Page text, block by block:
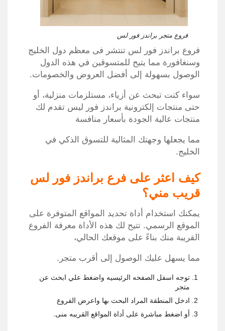
فروع متجر براندز فور لس
فروع براندز فور لس تنتشر فى معظم دول الخليج
وسنغافورة مما يتيح للمتسوقين في هذه الدول
الوصول بسهولة إلى أفضل العروض والخصومات.
سواء كنت تبحث عن أزياء، مستلزمات منزلية، أو
حتى منتجات إلكترونية براندز فور ليس تقدم لك
منتجات عالية الجودة بأسعار منافسة
مما يجعلها وجهتك المثالية للتسوق الذكي في
الخليج.
كيف اعثر على فرع براندز فور لس
قريب مني؟
يمكنك استخدام أداة تحديد المواقع المتوفرة على
الموقع الرسمي. تتيح لك هذه الأداة معرفة الفروع
القريبة منك بناءً على موقعك الحالي،
مما يسهل عليك الوصول إلى أقرب متجر.​
توجه اسفل الصفحه الرئيسيه واضغط علي ابحث عن
متجر
ادخل المنطقة المراد البحث بها واعرض الفروع
أو اضغط مباشرة على أداة المواقع القريبه منى.